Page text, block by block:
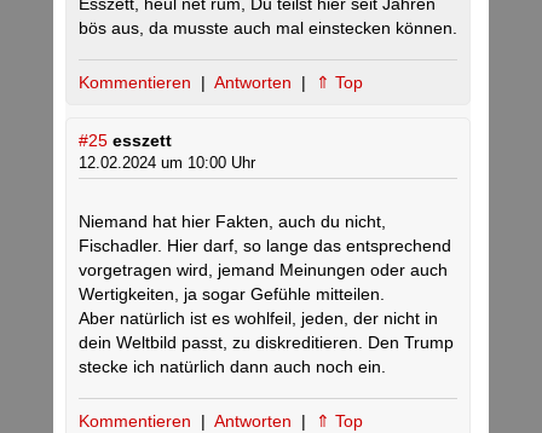
bös aus, da musste auch mal einstecken können.
Kommentieren | Antworten | ⇑ Top
#25 esszett
12.02.2024 um 10:00 Uhr
Niemand hat hier Fakten, auch du nicht,
Fischadler. Hier darf, so lange das entsprechend
vorgetragen wird, jemand Meinungen oder auch
Wertigkeiten, ja sogar Gefühle mitteilen.
Aber natürlich ist es wohlfeil, jeden, der nicht in
dein Weltbild passt, zu diskreditieren. Den Trump
stecke ich natürlich dann auch noch ein.
Kommentieren | Antworten | ⇑ Top